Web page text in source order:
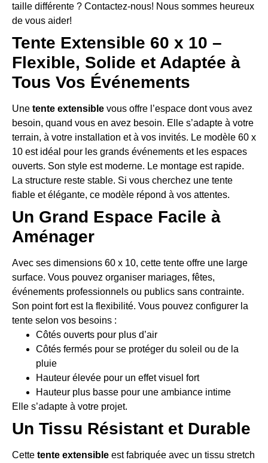
taille différente ? Contactez-nous! Nous sommes heureux
de vous aider!
Tente Extensible 60 x 10 –
Flexible, Solide et Adaptée à
Tous Vos Événements
Une tente extensible vous offre l’espace dont vous avez
besoin, quand vous en avez besoin. Elle s’adapte à votre
terrain, à votre installation et à vos invités. Le modèle 60 x
10 est idéal pour les grands événements et les espaces
ouverts. Son style est moderne. Le montage est rapide.
La structure reste stable. Si vous cherchez une tente
fiable et élégante, ce modèle répond à vos attentes.
Un Grand Espace Facile à
Aménager
Avec ses dimensions 60 x 10, cette tente offre une large
surface. Vous pouvez organiser mariages, fêtes,
événements professionnels ou publics sans contrainte.
Son point fort est la flexibilité. Vous pouvez configurer la
tente selon vos besoins :
Côtés ouverts pour plus d’air
Côtés fermés pour se protéger du soleil ou de la
pluie
Hauteur élevée pour un effet visuel fort
Hauteur plus basse pour une ambiance intime
Elle s’adapte à votre projet.
Un Tissu Résistant et Durable
Cette tente extensible est fabriquée avec un tissu stretch